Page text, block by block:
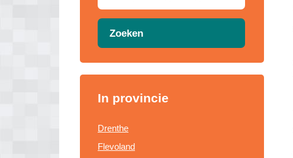
Zoeken
In provincie
Drenthe
Flevoland